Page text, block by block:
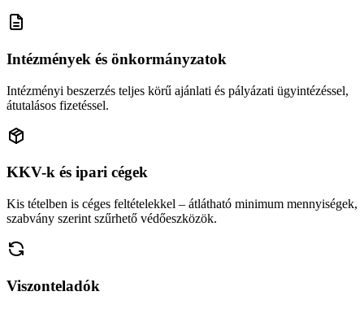
Intézmények és önkormányzatok
Intézményi beszerzés teljes körű ajánlati és pályázati ügyintézéssel,
átutalásos fizetéssel.
KKV-k és ipari cégek
Kis tételben is céges feltételekkel – átlátható minimum mennyiségek,
szabvány szerint szűrhető védőeszközök.
Viszonteladók